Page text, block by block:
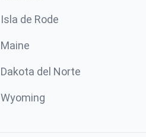
Isla de Rode
Maine
Dakota del Norte
Wyoming